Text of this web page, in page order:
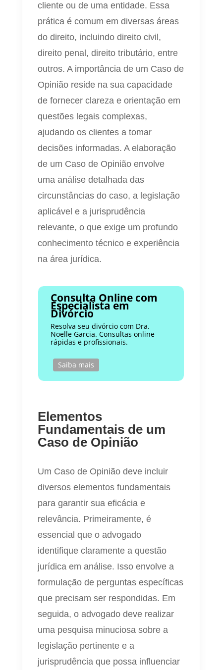
cliente ou de uma entidade. Essa
prática é comum em diversas áreas
do direito, incluindo direito civil,
direito penal, direito tributário, entre
outros. A importância de um Caso de
Opinião reside na sua capacidade
de fornecer clareza e orientação em
questões legais complexas,
ajudando os clientes a tomar
decisões informadas. A elaboração
de um Caso de Opinião envolve
uma análise detalhada das
circunstâncias do caso, a legislação
aplicável e a jurisprudência
relevante, o que exige um profundo
conhecimento técnico e experiência
na área jurídica.
Consulta Online com
Especialista em
Divórcio
Resolva seu divórcio com Dra.
Noelle Garcia. Consultas online
rápidas e profissionais.
Saiba mais
Elementos
Fundamentais de um
Caso de Opinião
Um Caso de Opinião deve incluir
diversos elementos fundamentais
para garantir sua eficácia e
relevância. Primeiramente, é
essencial que o advogado
identifique claramente a questão
jurídica em análise. Isso envolve a
formulação de perguntas específicas
que precisam ser respondidas. Em
seguida, o advogado deve realizar
uma pesquisa minuciosa sobre a
legislação pertinente e a
jurisprudência que possa influenciar